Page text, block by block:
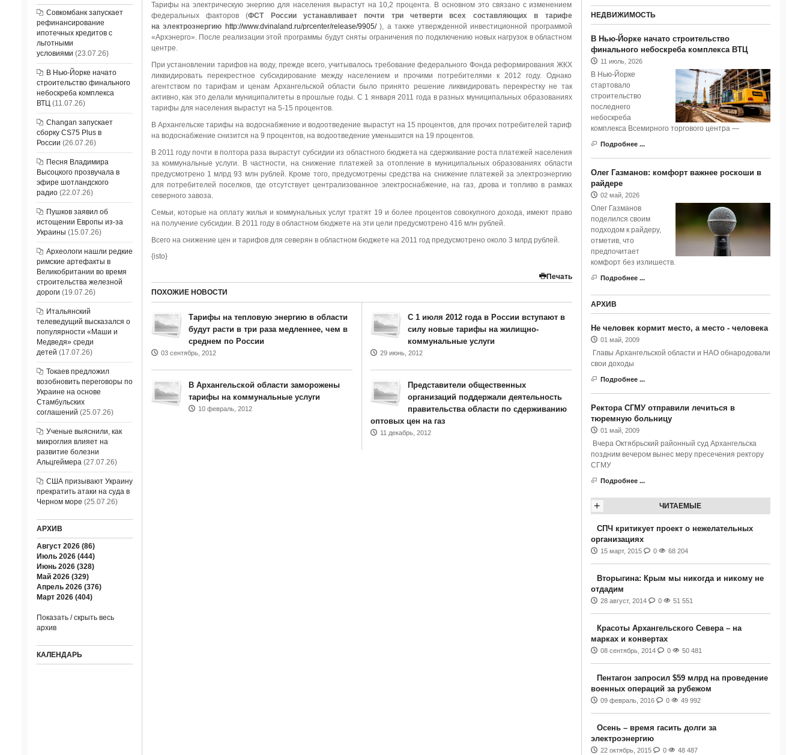
Тарифы на электрическую энергию для населения вырастут на 10,2 процента. В основном это связано с изменением
федеральных факторов (ФСТ России устанавливает почти три четверти всех составляющих в тарифе
на электроэнергию http://www.dvinaland.ru/prcenter/release/9905/), а также утвержденной инвестиционной программой
«Архэнерго». После реализации этой программы будут сняты ограничения по подключению новых нагрузок в областном
центре.
При установлении тарифов на воду, прежде всего, учитывалось требование федерального Фонда реформирования ЖКХ
ликвидировать перекрестное субсидирование между населением и прочими потребителями к 2012 году. Однако
агентством по тарифам и ценам Архангельской области было принято решение ликвидировать перекрестку не так
активно, как это делали муниципалитеты в прошлые годы. С 1 января 2011 года в разных муниципальных образованиях
тарифы для населения вырастут на 5-15 процентов.
В Архангельске тарифы на водоснабжение и водоотведение вырастут на 15 процентов, для прочих потребителей тариф
на водоснабжение снизится на 9 процентов, на водоотведение уменьшится на 19 процентов.
В 2011 году почти в полтора раза вырастут субсидии из областного бюджета на сдерживание роста платежей населения
за коммунальные услуги. В частности, на снижение платежей за отопление в муниципальных образованиях области
предусмотрено 1 млрд 93 млн рублей. Кроме того, предусмотрены средства на снижение платежей за электроэнергию
для потребителей поселков, где отсутствует централизованное электроснабжение, на газ, дрова и топливо в рамках
северного завоза.
Семьи, которые на оплату жилья и коммунальных услуг тратят 19 и более процентов совокупного дохода, имеют право
на получение субсидии. В 2011 году в областном бюджете на эти цели предусмотрено 416 млн рублей.
Всего на снижение цен и тарифов для северян в областном бюджете на 2011 год предусмотрено около 3 млрд рублей.
{isto}
Печать
ПОХОЖИЕ НОВОСТИ
Тарифы на тепловую энергию в области
будут расти в три раза медленнее, чем в
среднем по России
03 сентябрь, 2012
С 1 июля 2012 года в России вступают в
силу новые тарифы на жилищно-
коммунальные услуги
29 июнь, 2012
В Архангельской области заморожены
тарифы на коммунальные услуги
10 февраль, 2012
Представители общественных
организаций поддержали деятельность
правительства области по сдерживанию
оптовых цен на газ
11 декабрь, 2012
НЕДВИЖИМОСТЬ
В Нью-Йорке начато строительство
финального небоскреба комплекса ВТЦ
11 июль, 2026
В Нью-Йорке
стартовало
строительство
последнего
небоскреба
комплекса Всемирного торгового центра —
Подробнее ...
Олег Газманов: комфорт важнее роскоши в
райдере
02 май, 2026
Олег Газманов
поделился своим
подходом к райдеру,
отметив, что
предпочитает
комфорт без излишеств.
Подробнее ...
АРХИВ
Не человек кормит место, а место - человека
01 май, 2009
Главы Архангельской области и НАО обнародовали
свои доходы
Подробнее ...
Ректора СГМУ отправили лечиться в
тюремную больницу
01 май, 2009
Вчера Октябрьский районный суд Архангельска
поздним вечером вынес меру пресечения ректору
СГМУ
Подробнее ...
ЧИТАЕМЫЕ
+
СПЧ критикует проект о нежелательных
организациях
15 март, 2015 0 68 204
Вторыгина: Крым мы никогда и никому не
отдадим
28 август, 2014 0 51 551
Красоты Архангельского Севера – на
марках и конвертах
08 сентябрь, 2014 0 50 481
Пентагон запросил $59 млрд на проведение
военных операций за рубежом
09 февраль, 2016 0 49 992
Осень – время гасить долги за
электроэнергию
22 октябрь, 2015 0 48 487
Совкомбанк запускает
рефинансирование
ипотечных кредитов с
льготными
условиями (23.07.26)
В Нью-Йорке начато
строительство финального
небоскреба комплекса
ВТЦ(11.07.26)
Changan запускает
сборку CS75 Plus в
России (26.07.26)
Песня Владимира
Высоцкого прозвучала в
эфире шотландского
радио(22.07.26)
Пушков заявил об
истощении Европы из-за
Украины (15.07.26)
Археологи нашли редкие
римские артефакты в
Великобритании во время
строительства железной
дороги (19.07.26)
Итальянский
телеведущий высказался о
популярности «Маши и
Медведя» среди
детей (17.07.26)
Токаев предложил
возобновить переговоры по
Украине на основе
Стамбульских
соглашений (25.07.26)
Ученые выяснили, как
микроглия влияет на
развитие болезни
Альцгеймера(27.07.26)
США призывают Украину
прекратить атаки на суда в
Черном море (25.07.26)
АРХИВ
Август 2026 (86)
Июль 2026 (444)
Июнь 2026 (328)
Май 2026 (329)
Апрель 2026 (376)
Март 2026 (404)
Показать / скрыть весь
архив
КАЛЕНДАРЬ